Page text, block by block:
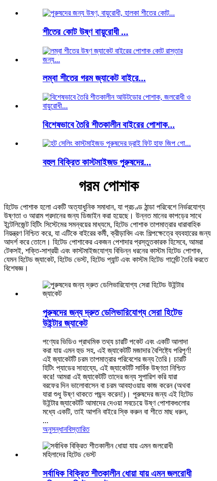
শীতের কোট উষ্ণ বায়ুরোধী ...
লম্বা শীতের গরম জ্যাকেট বাইরে...
বিশেষভাবে তৈরি শীতকালীন বাইরের পোশাক...
বহুল বিক্রিত কাস্টমাইজড পুরুষদের...
গরম পোশাক
হিটেড পোশাক হলো একটি অত্যাধুনিক সমাধান, যা প্রচণ্ড ঠান্ডা পরিবেশে নির্ভরযোগ্য
উষ্ণতা ও আরাম প্রদানের জন্য ডিজাইন করা হয়েছে। উন্নত মানের কাপড়ের সাথে
ইন্টেলিজেন্ট হিটিং সিস্টেমের সমন্বয়ের মাধ্যমে, হিটেড পোশাক তাপমাত্রার ধারাবাহিক
নিয়ন্ত্রণ নিশ্চিত করে, যা এটিকে বাইরের কর্মী, ক্রীড়াবিদ এবং শিল্পক্ষেত্রে ব্যবহারের জন্য
আদর্শ করে তোলে। হিটেড পোশাকের একজন পেশাদার প্রস্তুতকারক হিসেবে, আমরা
টেকসই, শক্তি-সাশ্রয়ী এবং কাস্টমাইজযোগ্য বিভিন্ন ধরনের কাস্টম হিটেড পোশাক,
যেমন হিটেড জ্যাকেট, হিটেড ভেস্ট, হিটেড প্যান্ট এবং কাস্টম হিটেড গার্মেন্ট তৈরি করতে
বিশেষজ্ঞ।
পুরুষদের জন্য দ্রুত ডেলিভারিযোগ্য সেরা হিটেড
উইন্টার জ্যাকেট
পণ্যের ভিডিও প্রাথমিক তথ্য চারটি পকেট এবং একটি আলাদা
করা যায় এমন হুড সহ, এই জ্যাকেটটি মজাদার বৈশিষ্ট্যে পরিপূর্ণ!
এই জ্যাকেটটি চরম তাপমাত্রার পরিবেশের জন্য তৈরি। চারটি
হিটিং প্যাডের সাহায্যে, এই জ্যাকেটটি সার্বিক উষ্ণতা নিশ্চিত
করে! আমরা এই জ্যাকেটটি তাদের জন্য সুপারিশ করি যারা
বরফের দিন ভালোবাসেন বা চরম আবহাওয়ায় কাজ করেন (অথবা
যারা শুধু উষ্ণ থাকতে পছন্দ করেন!)। পুরুষদের জন্য এই হিটেড
উইন্টার জ্যাকেটটি আমাদের দেওয়া সবচেয়ে উষ্ণ পোশাকগুলোর
মধ্যে একটি, তাই আপনি বাইরে স্কি করুন বা শীতে মাছ ধরুন,
...
অনুসন্ধানবিস্তারিত
সর্বাধিক বিক্রিত শীতকালীন ধোয়া যায় এমন জলরোধী